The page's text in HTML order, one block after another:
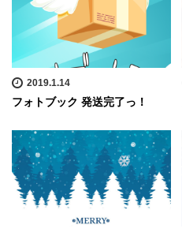
2019.1.14
フォトブック 発送完了っ！